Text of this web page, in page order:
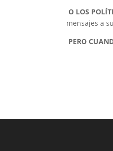
O LOS
mensajes a
PERO